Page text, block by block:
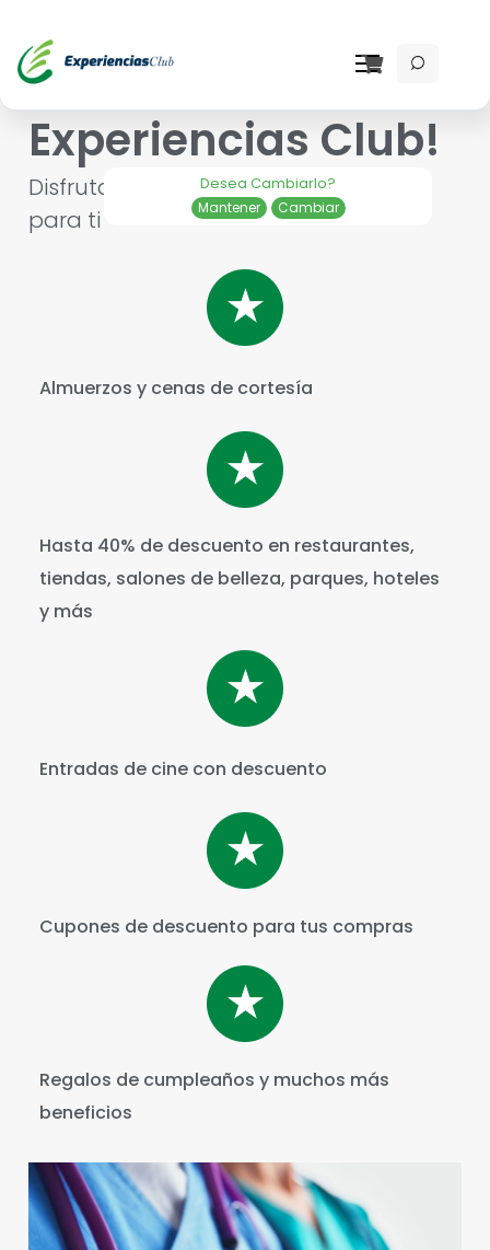
Desea Cambiarlo?
Mantener Cambiar
¡Bienvenido a
Experiencias Club!
Disfruta los beneficios que tenemos
para ti
Almuerzos y cenas de cortesía
Hasta 40% de descuento en restaurantes,
tiendas, salones de belleza, parques, hoteles
y más
Entradas de cine con descuento
Cupones de descuento para tus compras
Regalos de cumpleaños y muchos más
beneficios